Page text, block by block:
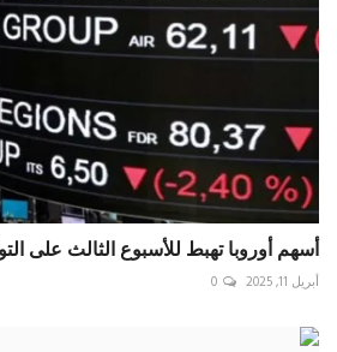
أسهم أوروبا تهبط للأسبوع الثالث على
أبريل 11, 2025 0